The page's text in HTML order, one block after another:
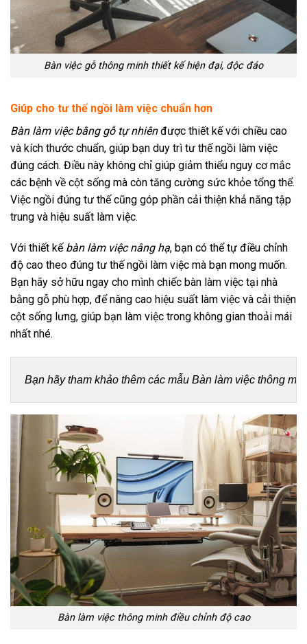
Bàn việc gỗ thông minh thiết kế hiện đại, độc đáo
Giúp cho tư thế ngồi làm việc chuẩn hơn
Bàn làm việc bằng gỗ tự nhiênđược thiết kế với chiều cao
và kích thước chuẩn, giúp bạn duy trì tư thế ngồi làm việc
đúng cách. Điều này không chỉ giúp giảm thiểu nguy cơ mắc
các bệnh về cột sống mà còn tăng cường sức khỏe tổng thể.
Việc ngồi đúng tư thế cũng góp phần cải thiện khả năng tập
trung và hiệu suất làm việc.
Với thiết kế bàn làm việc nâng hạ, bạn có thể tự điều chỉnh
độ cao theo đúng tư thế ngồi làm việc mà bạn mong muốn.
Bạn hãy sở hữu ngay cho mình chiếc bàn làm việc tại nhà
bằng gỗ phù hợp, để nâng cao hiệu suất làm việc và cải thiện
cột sống lưng, giúp bạn làm việc trong không gian thoải mái
nhất nhé.
Bạn hãy tham khảo thêm các mẫu Bàn làm việc thông
Bàn làm việc thông minh điều chỉnh độ cao